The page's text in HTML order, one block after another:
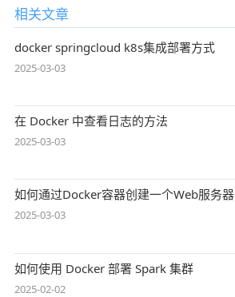
相关文章
docker springcloud k8s集成部署方式
2025-03-03
在 Docker 中查看日志的方法
2025-03-03
如何通过Docker容器创建一个Web服务器
2025-03-03
如何使用 Docker 部署 Spark 集群
2025-02-02